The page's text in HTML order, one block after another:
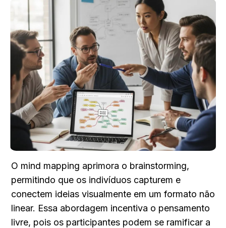
O mind mapping aprimora o brainstorming,
permitindo que os indivíduos capturem e
conectem ideias visualmente em um formato não
linear. Essa abordagem incentiva o pensamento
livre, pois os participantes podem se ramificar a